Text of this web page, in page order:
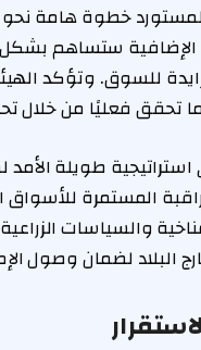
خطوة هامة
ستساهم بشكل
للسوق. وتؤكد
تحقق فعليًا من خلال
استراتيجية طويلة
المستمرة للأسواق
والسياسات
البلاد لضمان وصول